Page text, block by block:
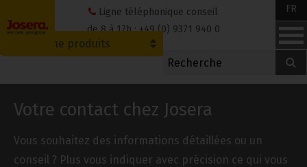
to
Ligne téléphonique conseil
de 8 à 17h : +49 (0) 9371 940 0
FR
Recherche produits
Votre contact chez Josera
Vous souhaitez des informations détaillées ou un
conseil ? Plus vous indiquer avec précision ce qui vous